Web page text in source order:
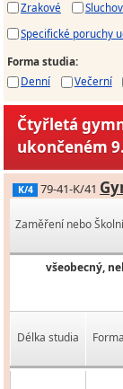
Zrakové
Specifické poruchy
Forma studia:
Denní
Večerní
Čtyřletá
ukončeném
K/4 79-41-K/41
Zaměření nebo
všeobecný,
Délka studia